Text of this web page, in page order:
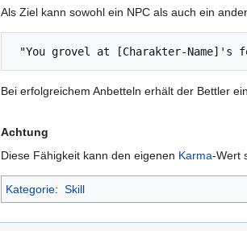
Als Ziel kann sowohl ein NPC als auch ein
"You grovel at [Charakter-Name]'s
Bei erfolgreichem Anbetteln erhält der Bettler
Achtung
Diese Fähigkeit kann den eigenen Karma-Wert
Kategorie: Skill